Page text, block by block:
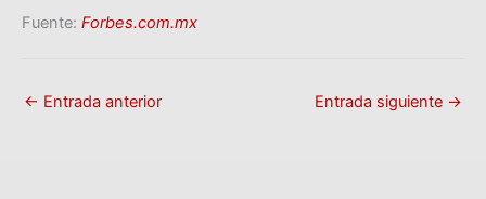
Fuente: Forbes.com.mx
← Entrada anterior Entrada siguiente →